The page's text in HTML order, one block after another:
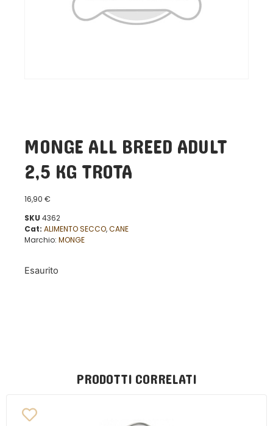
MONGE ALL BREED ADULT
2,5 KG TROTA
16,90 €
SKU 4362
Cat: ALIMENTO SECCO,CANE
Marchio: MONGE
Esaurito
PRODOTTI CORRELATI